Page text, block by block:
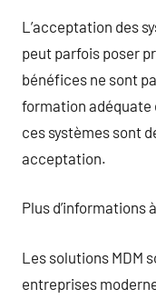
L’acceptation des
peut parfois poser
bénéfices ne sont
formation adéquate
ces systèmes sont
acceptation.
Plus d’informations
Les solutions MDM
entreprises